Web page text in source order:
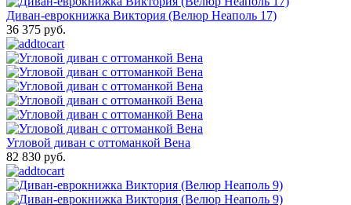
Диван-еврокнижка Виктория (Велюр Неаполь 17)
36 375 руб.
Угловой диван с оттоманкой Вена
82 830 руб.